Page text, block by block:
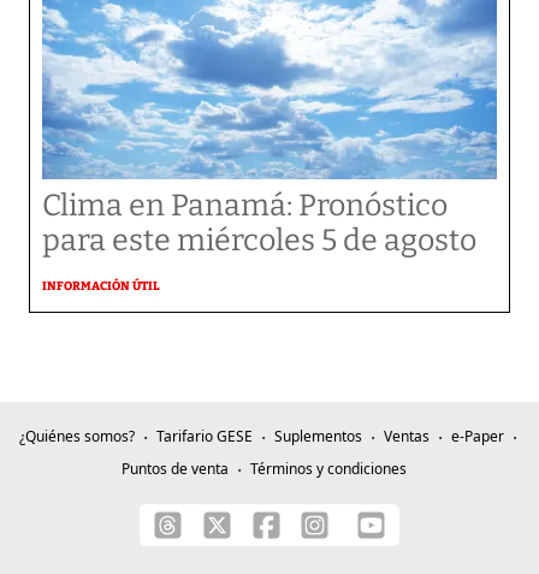
Clima en Panamá: Pronóstico
para este miércoles 5 de agosto
INFORMACIÓN ÚTIL
¿Quiénes somos? Tarifario GESE Suplementos Ventas
e-Paper
Puntos de venta
Términos y condiciones